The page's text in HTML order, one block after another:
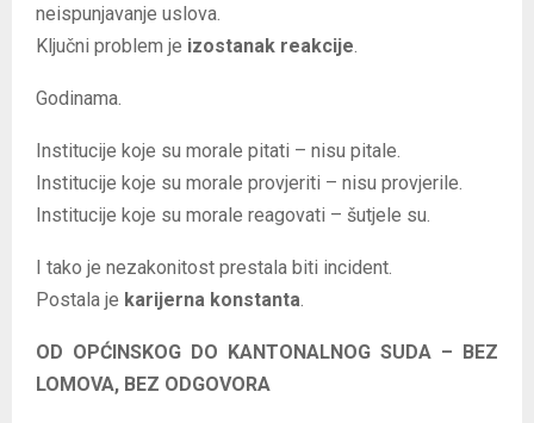
neispunjavanje uslova.
Ključni problem je izostanak reakcije
Godinama.
Institucije koje su morale pitati – nisu pitale.
Institucije koje su morale provjeriti – nisu provjerile.
Institucije koje su morale reagovati – šutjele su.
I tako je nezakonitost prestala biti incident.
Postala je karijerna konstanta
OD OPĆINSKOG DO KANTONALNOG SUDA – BEZ
LOMOVA, BEZ ODGOVORA